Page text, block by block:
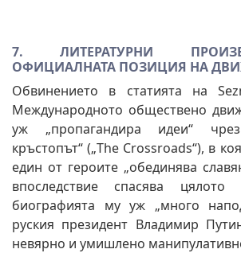
7. ЛИТЕРАТУРНИ
ОФИЦИАЛНАТА ПОЗИЦИЯ НА
Обвинението в статията на
Международното обществено
уж „пропагандира идеи“
кръстопът“ („The Crossroads“), в
един от героите „обединява
впоследствие спасява цялото
биографията му уж „много
руския президент Владимир
невярно и умишлено